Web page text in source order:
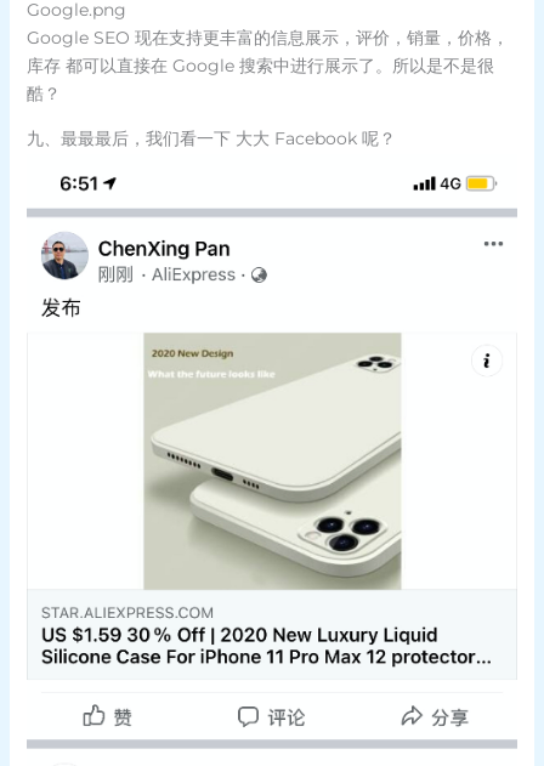
Google.png
Google SEO 现在支持更丰富的信息展示，评价，销量，价格，
库存 都可以直接在 Google 搜索中进行展示了。所以是不是很
酷？
九、最最最后，我们看一下 大大 Facebook 呢？